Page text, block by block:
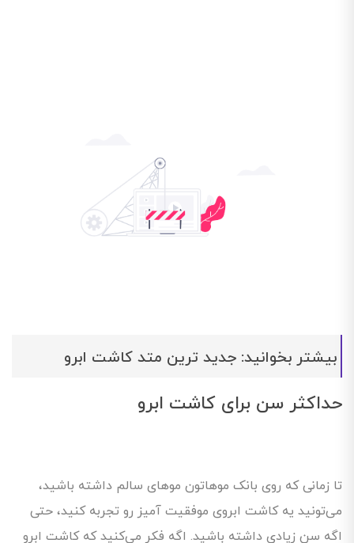
بیشتر بخوانید: جدید ترین متد کاشت ابرو
حداکثر سن برای کاشت ابرو
تا زمانی که روی بانک موهاتون مو‌های سالم داشته باشید،
می‌تونید یه کاشت ابروی موفقیت آمیز رو تجربه کنید، حتی
اگه سن زیادی داشته باشید. اگه فکر می‌کنید که کاشت ابرو